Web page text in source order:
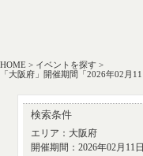
HOME > イベントを探す >
「大阪府」開催期間「2026年02月
検索条件
エリア： 大阪府
開催期間：2026年02月11